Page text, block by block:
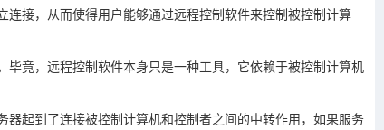
接，从而使得用户能够通过远程控制软件来控制被控制计算
竟，远程控制软件本身只是一种工具，它依赖于被控制计算机
起到了连接被控制计算机和控制者之间的中转作用，如果服务